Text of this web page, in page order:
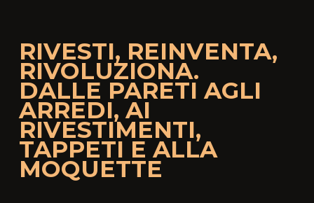
RIVESTI, REINVENTA,
RIVOLUZIONA.
DALLE PARETI AGLI
ARREDI, AI
RIVESTIMENTI,
TAPPETI E ALLA
MOQUETTE